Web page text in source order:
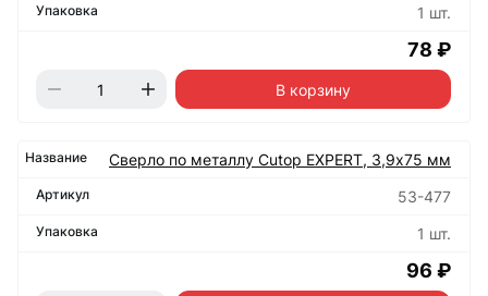
1 шт.
78 ₽
В корзину
Сверло по металлу Cutop EXPERT, 3,9х75 мм
53-477
1 шт.
96 ₽